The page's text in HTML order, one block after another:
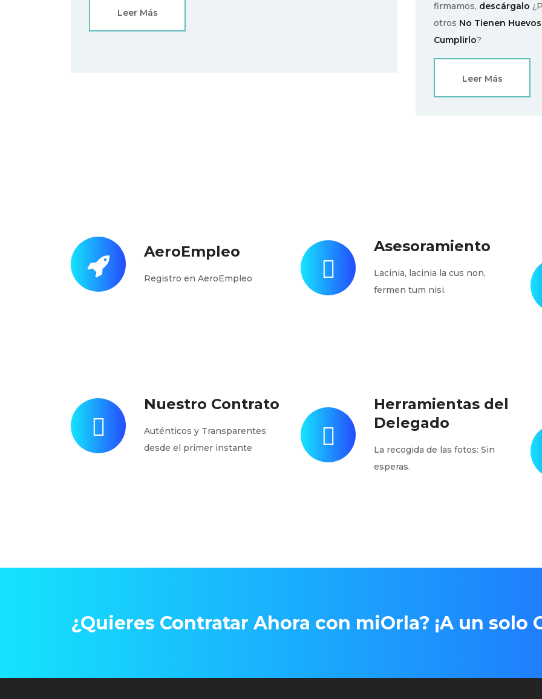
Leer Más
firmamos, descárgalo
otros No Tienen
Cumplirlo?
Leer Más
AeroEmpleo
Registro en AeroEmpleo
Asesoramiento
Lacinia, lacinia la cus non,
fermen tum nisi.
Nuestro Contrato
Auténticos y Transparentes
desde el primer instante
Herramientas del
Delegado
La recogida de las fotos: Sin
esperas.
¿Quieres Contratar Ahora con miOrla? ¡A un solo